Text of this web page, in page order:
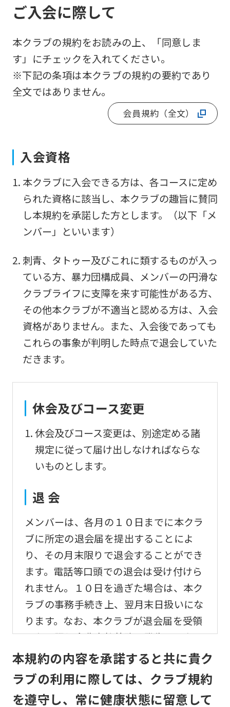
ご入会に際して
本クラブの規約をお読みの上、「同意しま
す」にチェックを入れてください。
※下記の条項は本クラブの規約の要約であり
全文ではありません。
会員規約（全文）
入会資格
本クラブに入会できる方は、各コースに定め
られた資格に該当し、本クラブの趣旨に賛同
し本規約を承諾した方とします。（以下「メ
ンバー」といいます）
刺青、タトゥー及びこれに類するものが入っ
ている方、暴力団構成員、メンバーの円滑な
クラブライフに支障を来す可能性がある方、
その他本クラブが不適当と認める方は、入会
資格がありません。また、入会後であっても
これらの事象が判明した時点で退会していた
だきます。
休会及びコース変更
休会及びコース変更は、別途定める諸
規定に従って届け出しなければならな
いものとします。
退 会
メンバーは、各月の１０日までに本クラ
ブに所定の退会届を提出することによ
り、その月末限りで退会することができ
ます。電話等口頭での退会は受け付けら
れません。１０日を過ぎた場合は、本ク
ラブの事務手続き上、翌月末日扱いにな
ります。なお、本クラブが退会届を受領
しない限り会費支払義務は発生するもの
とします。
変更事項
本規約の内容を承諾すると共に貴ク
ラブの利用に際しては、クラブ規約
を遵守し、常に健康状態に留意して
For
foreigners
official
website
is
automatically
translated
into
Click
link
below
(start
to
the
top
page.
However,
if
you
an
automatic
translation